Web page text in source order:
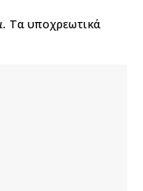
Τα υποχρεωτικά